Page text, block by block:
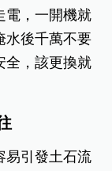
電，一開機就
水後千萬不要
全，該更換就
易引發土石流